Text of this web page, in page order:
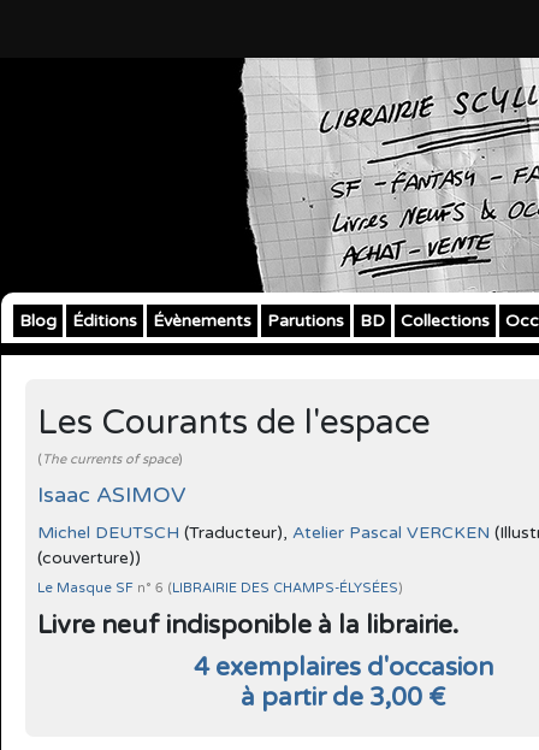
Blog Éditions Évènements Parutions BD Collections
Les Courants de l'espace
( The currents of space)
Isaac ASIMOV
Michel DEUTSCH (Traducteur), Atelier Pascal VERCKEN
(couverture))
Le Masque SF n° 6 (LIBRAIRIE DES CHAMPS-ÉLYSÉES)
Livre neuf indisponible à la librairie.
4 exemplaires d'occasion
à partir de 3,00 €